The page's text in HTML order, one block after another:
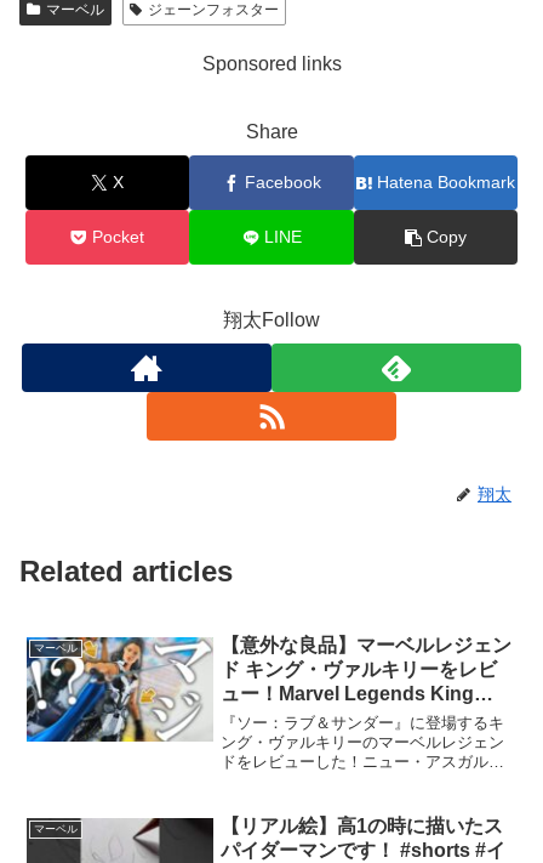
マーベル ジェーンフォスター
Sponsored links
Share
X Facebook Hatena Bookmark
Pocket LINE Copy
翔太Follow
翔太
Related articles
マーベル
【意外な良品】マーベルレジェン
ド キング・ヴァルキリーをレビ
ュー！Marvel Legends King
Valkyrie Review !
『ソー：ラブ＆サンダー』に登場するキ
ング・ヴァルキリーのマーベルレジェン
ドをレビューした！ニュー・アスガルド
動域が『エンドゲーム』から進化して非
常にポージングも広くなっ...
マーベル
【リアル絵】高1の時に描いたス
パイダーマンです！ #shorts #イ